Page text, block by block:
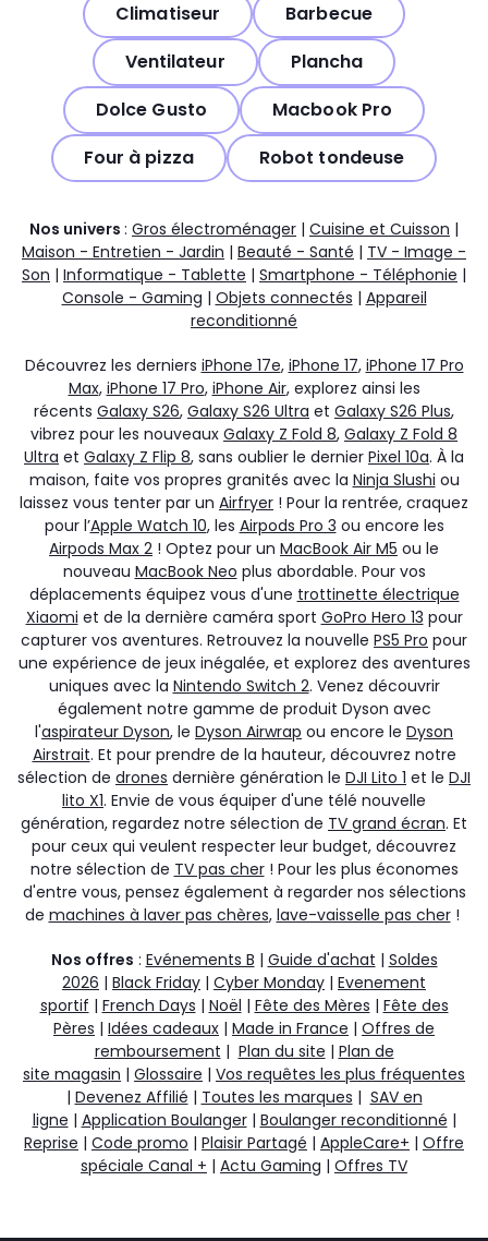
Climatiseur
Barbecue
Ventilateur
Plancha
Dolce Gusto
Macbook Pro
Four à pizza
Robot tondeuse
Nos univers : Gros électroménager | Cuisine et Cuisson |
Maison - Entretien - Jardin | Beauté - Santé | TV - Image -
Son | Informatique - Tablette | Smartphone - Téléphonie |
Console - Gaming | Objets connectés | Appareil
reconditionné
Découvrez les derniers iPhone 17e, iPhone 17, iPhone 17 Pro
Max, iPhone 17 Pro, iPhone Air, explorez ainsi les
récents Galaxy S26, Galaxy S26 Ultra et Galaxy S26 Plus,
vibrez pour les nouveaux Galaxy Z Fold 8, Galaxy Z Fold 8
Ultra et Galaxy Z Flip 8, sans oublier le dernier Pixel 10a. À la
maison, faite vos propres granités avec la Ninja Slushi ou
laissez vous tenter par un Airfryer ! Pour la rentrée, craquez
pour l’Apple Watch 10, les Airpods Pro 3 ou encore les
Airpods Max 2 ! Optez pour un MacBook Air M5 ou le
nouveau MacBook Neo plus abordable. Pour vos
déplacements équipez vous d'une trottinette électrique
Xiaomi et de la dernière caméra sport GoPro Hero 13 pour
capturer vos aventures. Retrouvez la nouvelle PS5 Pro pour
une expérience de jeux inégalée, et explorez des aventures
uniques avec la Nintendo Switch 2. Venez découvrir
également notre gamme de produit Dyson avec
l'aspirateur Dyson, le Dyson Airwrap ou encore le Dyson
Airstrait. Et pour prendre de la hauteur, découvrez notre
sélection de drones dernière génération le DJI Lito 1 et le DJI
lito X1. Envie de vous équiper d'une télé nouvelle
génération, regardez notre sélection de TV grand écran. Et
pour ceux qui veulent respecter leur budget, découvrez
notre sélection de TV pas cher! Pour les plus économes
d'entre vous, pensez également à regarder nos sélections
de machines à laver pas chères, lave-vaisselle pas cher!
Nos offres : Evénements B | Guide d'achat | Soldes
2026 | Black Friday | Cyber Monday | Evenement
sportif | French Days | Noël | Fête des Mères | Fête des
Pères | Idées cadeaux | Made in France | Offres de
remboursement | Plan du site | Plan de
site magasin | Glossaire | Vos requêtes les plus fréquentes
| Devenez Affilié | Toutes les marques | SAV en
ligne | Application Boulanger| Boulanger reconditionné |
Reprise | Code promo | Plaisir Partagé | AppleCare+ | Offre
spéciale Canal + | Actu Gaming | Offres TV